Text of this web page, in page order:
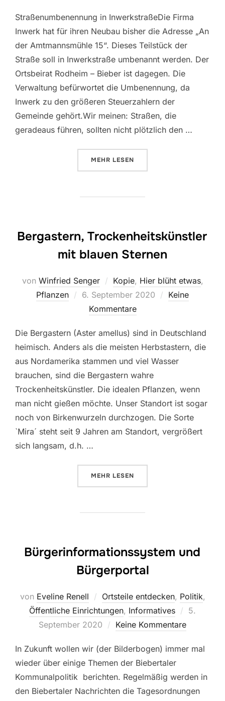
Straßenumbenennung in InwerkstraßeDie Firma
Inwerk hat für ihren Neubau bisher die Adresse „An
der Amtmannsmühle 15“. Dieses Teilstück der
Straße soll in Inwerkstraße umbenannt werden. Der
Ortsbeirat Rodheim – Bieber ist dagegen. Die
Verwaltung befürwortet die Umbenennung, da
Inwerk zu den größeren Steuerzahlern der
Gemeinde gehört.Wir meinen: Straßen, die
geradeaus führen, sollten nicht plötzlich den …
MEHR ÜBER „THEMEN DES HAUPT-
LESEN
Bergastern, Trockenheitskünstler
mit blauen Sternen
von Winfried Senger Kopie, Hier blüht etwas,
Pflanzen
Veröffentlicht
am
6. September 2020
Keine
Kommentare
Die Bergastern (Aster amellus) sind in Deutschland
heimisch. Anders als die meisten Herbstastern, die
aus Nordamerika stammen und viel Wasser
brauchen, sind die Bergastern wahre
Trockenheitskünstler. Die idealen Pflanzen, wenn
man nicht gießen möchte. Unser Standort ist sogar
noch von Birkenwurzeln durchzogen. Die Sorte
`Mira´ steht seit 9 Jahren am Standort, vergrößert
sich langsam, d.h. …
MEHR ÜBER „BERGASTERN,
LESEN
Bürgerinformationssystem und
Bürgerportal
von Eveline Renell Ortsteile entdecken, Politik,
Öffentliche Einrichtungen, Informatives
5.
September 2020
Keine Kommentare
In Zukunft wollen wir (der Bilderbogen) immer mal
wieder über einige Themen der Biebertaler
Kommunalpolitik berichten. Regelmäßig werden in
den Biebertaler Nachrichten die Tagesordnungen